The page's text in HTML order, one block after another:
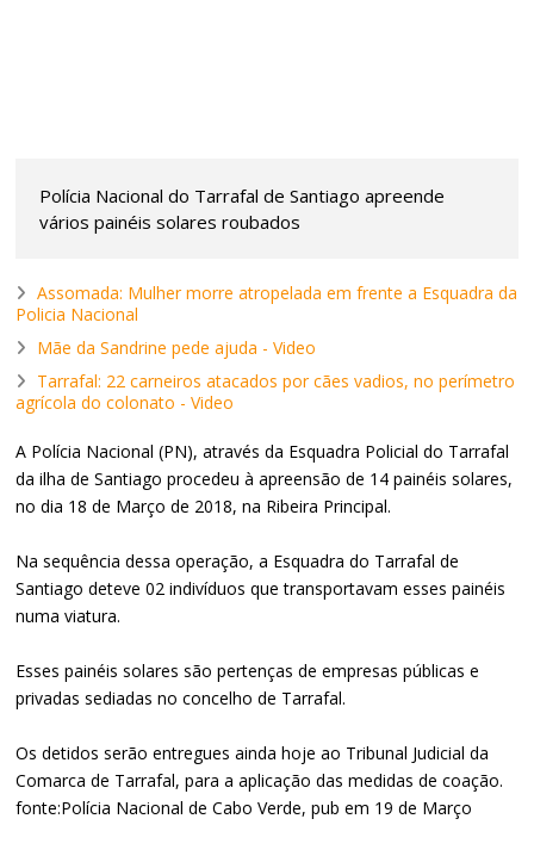
Polícia Nacional do Tarrafal de Santiago apreende
vários painéis solares roubados
Assomada: Mulher morre atropelada em frente a Esquadra da
Policia Nacional
Mãe da Sandrine pede ajuda - Video
Tarrafal: 22 carneiros atacados por cães vadios, no perímetro
agrícola do colonato - Video
A Polícia Nacional (PN), através da Esquadra Policial do Tarrafal
da ilha de Santiago procedeu à apreensão de 14 painéis solares,
no dia 18 de Março de 2018, na Ribeira Principal.
Na sequência dessa operação, a Esquadra do Tarrafal de
Santiago deteve 02 indivíduos que transportavam esses painéis
numa viatura.
Esses painéis solares são pertenças de empresas públicas e
privadas sediadas no concelho de Tarrafal.
Os detidos serão entregues ainda hoje ao Tribunal Judicial da
Comarca de Tarrafal, para a aplicação das medidas de coação.
fonte:Polícia Nacional de Cabo Verde, pub em 19 de Março